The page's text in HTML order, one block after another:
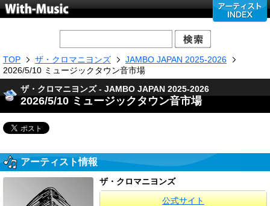
TOP ザ・クロマニヨンズ
JAMBO JAPAN 2025-2026
2026/5/10 ミュージックタウン音市場
ザ・クロマニヨンズ - JAMBO JAPAN 2025-2026
2026/5/10 ミュージックタウン音市場
アーティスト情報
ザ・クロマニヨンズ
公式サイト